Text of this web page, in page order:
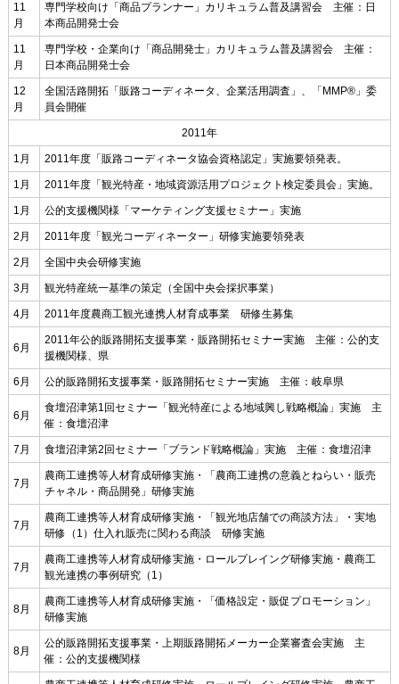
11
月
専門学校向け「商品プランナー」カリキュラム普及講習会 主催：日
本商品開発士会
11
月
専門学校・企業向け「商品開発士」カリキュラム普及講習会 主催：
日本商品開発士会
12
月
全国活路開拓「販路コーディネータ、企業活用調査」、「MMP®」委
員会開催
2011年
1月 2011年度「販路コーディネータ協会資格認定」実施要領発表。
1月 2011年度「観光特産・地域資源活用プロジェクト検定委員会」実施。
1月 公的支援機関様「マーケティング支援セミナー」実施
2月 2011年度「観光コーディネーター」研修実施要領発表
2月 全国中央会研修実施
3月 観光特産統一基準の策定（全国中央会採択事業）
4月 2011年度農商工観光連携人材育成事業 研修生募集
6月
2011年公的販路開拓支援事業・販路開拓セミナー実施 主催：公的支
援機関様、県
6月 公的販路開拓支援事業・販路開拓セミナー実施 主催：岐阜県
6月
食壇沼津第1回セミナー「観光特産による地域興し戦略概論」実施 主
催：食壇沼津
7月 食壇沼津第2回セミナー「ブランド戦略概論」実施 主催：食壇沼津
7月
農商工連携等人材育成研修実施・「農商工連携の意義とねらい・販売
チャネル・商品開発」研修実施
7月
農商工連携等人材育成研修実施・「観光地店舗での商談方法」・実地
研修（1）仕入れ販売に関わる商談 研修実施
7月
農商工連携等人材育成研修実施・ロールプレイング研修実施・農商工
観光連携の事例研究（1）
8月
農商工連携等人材育成研修実施・「価格設定・販促プロモーション」
研修実施
8月
公的販路開拓支援事業・上期販路開拓メーカー企業審査会実施 主
催：公的支援機関様